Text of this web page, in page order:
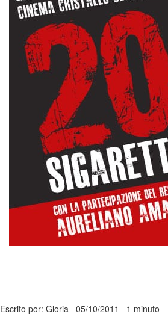
Escrito por: Gloria 05/10/2011 1 minuto